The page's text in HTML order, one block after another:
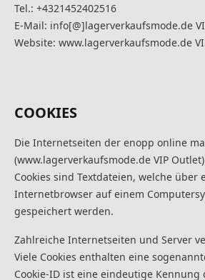
Tel.: +4321452402516
E-Mail: info[@]lagerverkaufsmode.de
Website: www.lagerverkaufsmode.de
COOKIES
Die Internetseiten der enopp online
(www.lagerverkaufsmode.de VIP
Cookies sind Textdateien, welche über
Internetbrowser auf einem
gespeichert werden.
Zahlreiche Internetseiten und Server
Viele Cookies enthalten eine
Cookie-ID ist eine eindeutige Kennung